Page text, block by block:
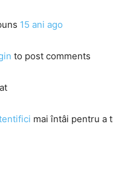
15 ani ago
to post comments
mai întâi pentru a